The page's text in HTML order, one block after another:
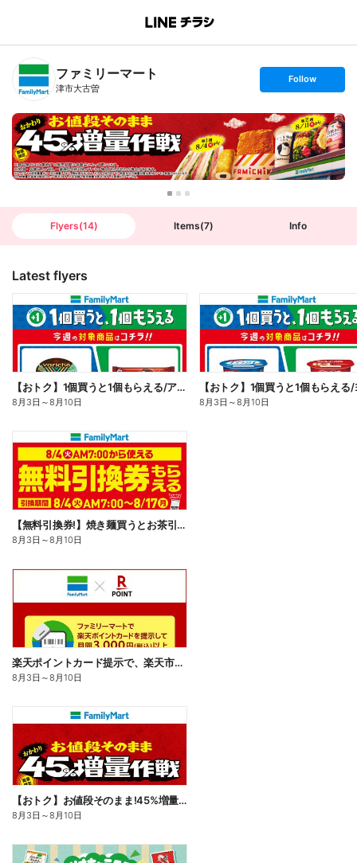
B
n
T
ファミリーマート
津市大古曽
s
t
o
l
l
o
w
Follow
Flyers(14) Items(7) Info
Latest flyers
【おトク】1個買うと1個もらえる/アイス
8月3日 ～8月10日 8月3日 ～8月10日
【無料引換券!】焼き麺買うとお茶引換券貰える!
8月3日 ～8月10日
楽天ポイントカード提示で、楽天市場でのお買い物がおトクに!
8月3日 ～8月10日
【おトク】お値段そのまま!45%増量作戦!
8月3日 ～8月10日